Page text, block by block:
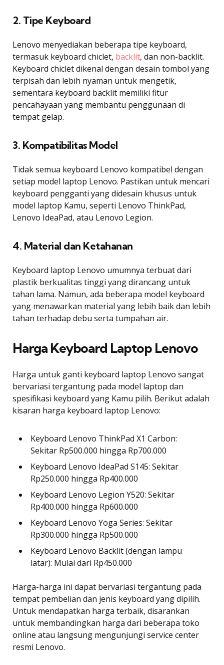
2. Tipe Keyboard
Lenovo menyediakan beberapa tipe keyboard,
termasuk keyboard chiclet, backlit, dan non-backlit.
Keyboard chiclet dikenal dengan desain tombol yang
terpisah dan lebih nyaman untuk mengetik,
sementara keyboard backlit memiliki fitur
pencahayaan yang membantu penggunaan di
tempat gelap.
3. Kompatibilitas Model
Tidak semua keyboard Lenovo kompatibel dengan
setiap model laptop Lenovo. Pastikan untuk mencari
keyboard pengganti yang didesain khusus untuk
model laptop Kamu, seperti Lenovo ThinkPad,
Lenovo IdeaPad, atau Lenovo Legion.
4. Material dan Ketahanan
Keyboard laptop Lenovo umumnya terbuat dari
plastik berkualitas tinggi yang dirancang untuk
tahan lama. Namun, ada beberapa model keyboard
yang menawarkan material yang lebih baik dan lebih
tahan terhadap debu serta tumpahan air.
Harga Keyboard Laptop Lenovo
Harga untuk ganti keyboard laptop Lenovo sangat
bervariasi tergantung pada model laptop dan
spesifikasi keyboard yang Kamu pilih. Berikut adalah
kisaran harga keyboard laptop Lenovo:
Keyboard Lenovo ThinkPad X1 Carbon:
Sekitar Rp500.000 hingga Rp700.000
Keyboard Lenovo IdeaPad S145: Sekitar
Rp250.000 hingga Rp400.000
Keyboard Lenovo Legion Y520: Sekitar
Rp400.000 hingga Rp600.000
Keyboard Lenovo Yoga Series: Sekitar
Rp300.000 hingga Rp500.000
Keyboard Lenovo Backlit (dengan lampu
latar): Mulai dari Rp450.000
Harga-harga ini dapat bervariasi tergantung pada
tempat pembelian dan jenis keyboard yang dipilih.
Untuk mendapatkan harga terbaik, disarankan
untuk membandingkan harga dari beberapa toko
online atau langsung mengunjungi service center
resmi Lenovo.